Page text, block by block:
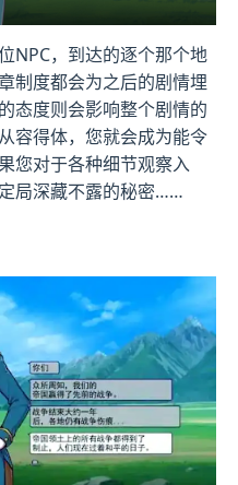
NPC，到达的逐个那个地
制度都会为之后的剧情埋
态度则会影响整个剧情的
容得体，您就会成为能令
您对于各种细节观察入
局深藏不露的秘密……